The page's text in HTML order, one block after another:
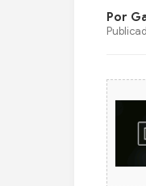
Por